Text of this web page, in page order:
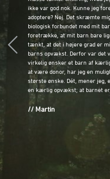
ikke var god nok. Kunne jeg
adoptere? Nej. Det skræmte
biologisk forbundet med mit
foretrække, at mit barn bare
tænkt, at det i højere grad er
barns opvækst. Derfor var det
virkelig ønsker et barn af
at være donor, har jeg en
største ønske. Dét, mener
en kærlig opvækst; at barnet
// Martin